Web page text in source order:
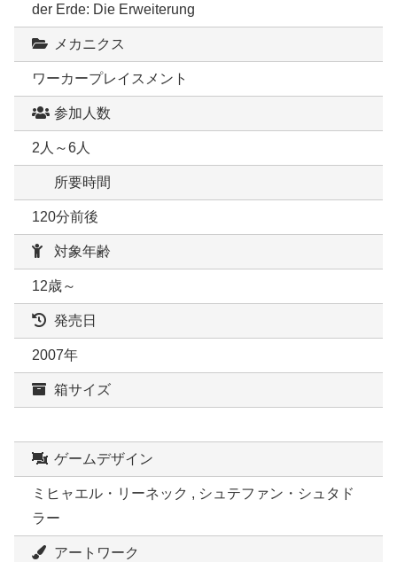
der Erde: Die Erweiterung
メカニクス
ワーカープレイスメント
参加人数
2人～6人
所要時間
120分前後
対象年齢
12歳～
発売日
2007年
箱サイズ
ゲームデザイン
ミヒャエル・リーネック , シュテファン・シュタド
ラー
アートワーク